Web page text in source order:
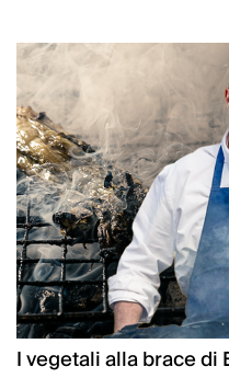
I vegetali alla brace di